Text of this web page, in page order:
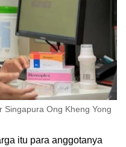
Singapura Ong Kheng Yong
itu para anggotanya